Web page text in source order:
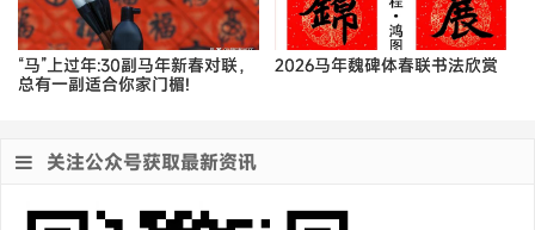
“马”上过年:30副马年新春对联，
总有一副适合你家门楣!
2026马年魏碑体春联书法欣赏
关注公众号获取最新资讯